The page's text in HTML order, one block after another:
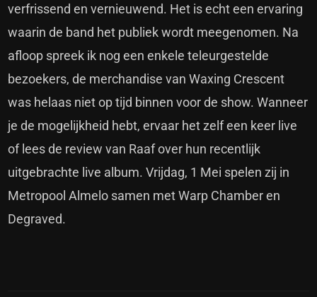
verfrissend en vernieuwend. Het is echt een ervaring
waarin de band het publiek wordt meegenomen. Na
afloop spreek ik nog een enkele teleurgestelde
bezoekers, de merchandise van Waxing Crescent
was helaas niet op tijd binnen voor de show. Wanneer
je de mogelijkheid hebt, ervaar het zelf een keer live
of lees de review van Raaf over hun recentlijk
uitgebrachte live album. Vrijdag, 1 Mei spelen zij in
Metropool Almelo samen met Warp Chamber en
Degraved.